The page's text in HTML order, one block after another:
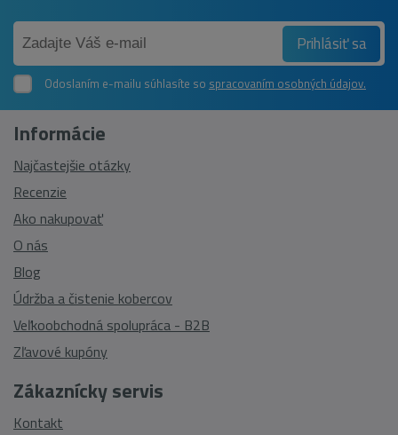
Prihlásiť sa
Odoslaním e-mailu súhlasíte so spracovaním osobných údajov.
Zákaznícky servis
Kontakt
Informácie
Najčastejšie otázky
Recenzie
Ako nakupovať
O nás
Blog
Údržba a čistenie kobercov
Veľkoobchodná spolupráca - B2B
Zľavové kupóny